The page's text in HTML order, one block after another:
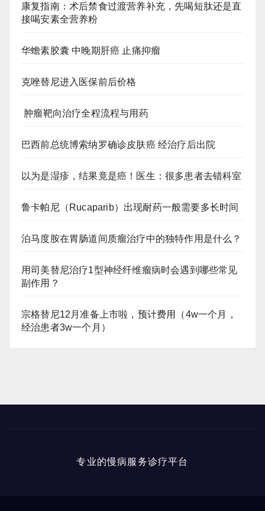
康复指南：术后禁食过渡营养补充，先喝短肽还是直
接喝安素全营养粉
华蟾素胶囊 中晚期肝癌 止痛抑瘤
克唑替尼进入医保前后价格
肿瘤靶向治疗全程流程与用药
巴西前总统博索纳罗确诊皮肤癌 经治疗后出院
以为是湿疹，结果竟是癌！医生：很多患者去错科室
鲁卡帕尼（Rucaparib）出现耐药一般需要多长时间
泊马度胺在胃肠道间质瘤治疗中的独特作用是什么？
用司美替尼治疗1型神经纤维瘤病时会遇到哪些常见
副作用？
宗格替尼12月准备上市啦，预计费用（4w一个月，
经治患者3w一个月）
专业的慢病服务诊疗平台